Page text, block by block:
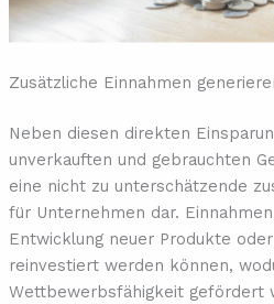
Zusätzliche Einnahmen
Neben diesen direkten
unverkauften und gebrauchten
eine nicht zu unterschätzende
für Unternehmen dar.
Entwicklung neuer Produkte
reinvestiert werden können,
Wettbewerbsfähigkeit gefördert